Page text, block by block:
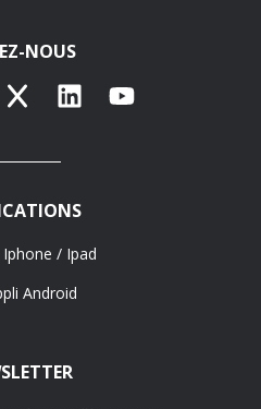
NOUS
X LinkedInYouTube
Iphone / Ipad
Android